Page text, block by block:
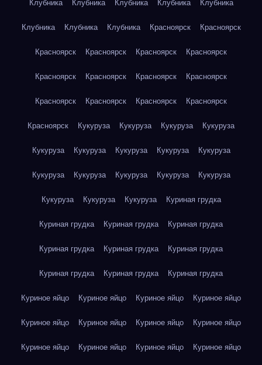
Клубника Клубника Клубника Клубника Клубника
Клубника Клубника Клубника Красноярск Красноярск
Красноярск Красноярск Красноярск Красноярск
Красноярск Красноярск Красноярск Красноярск
Красноярск Красноярск Красноярск Красноярск
Красноярск Кукуруза Кукуруза Кукуруза Кукуруза
Кукуруза Кукуруза Кукуруза Кукуруза Кукуруза
Кукуруза Кукуруза Кукуруза Кукуруза Кукуруза
Кукуруза Кукуруза Кукуруза Куриная грудка
Куриная грудка Куриная грудка Куриная грудка
Куриная грудка Куриная грудка Куриная грудка
Куриная грудка Куриная грудка Куриная грудка
Куриное яйцо Куриное яйцо Куриное яйцо Куриное яйцо
Куриное яйцо Куриное яйцо Куриное яйцо Куриное яйцо
Куриное яйцо Куриное яйцо Куриное яйцо Куриное яйцо